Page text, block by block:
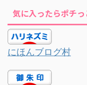
気に入ったらポチ
にほんブログ村